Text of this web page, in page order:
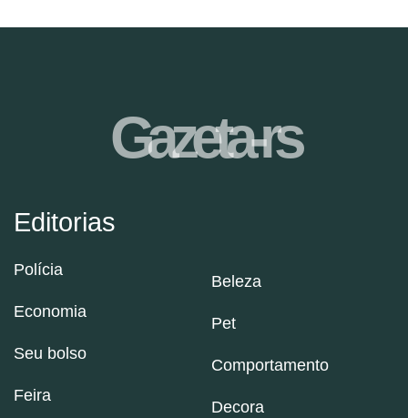
Editorias
Polícia
Economia
Seu bolso
Feira
Beleza
Pet
Comportamento
Decora
Gazeta-rs